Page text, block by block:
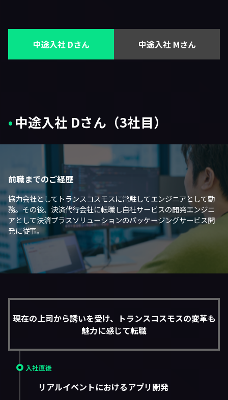
中途入社 Dさん 中途入社 Mさん
中途入社 Dさん（3社目）
前職までのご経歴
協力会社としてトランスコスモスに常駐してエンジニアとして勤
務。その後、決済代行会社に転職し自社サービスの開発エンジニ
アとして決済プラスソリューションのパッケージングサービス開
発に従事。
現在の上司から誘いを受け、トランスコスモスの変革も
魅力に感じて転職
入社直後
リアルイベントにおけるアプリ開発